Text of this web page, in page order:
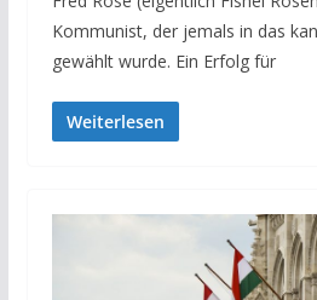
Kommunist, der jemals in das
gewählt wurde. Ein Erfolg für
Weiterlesen